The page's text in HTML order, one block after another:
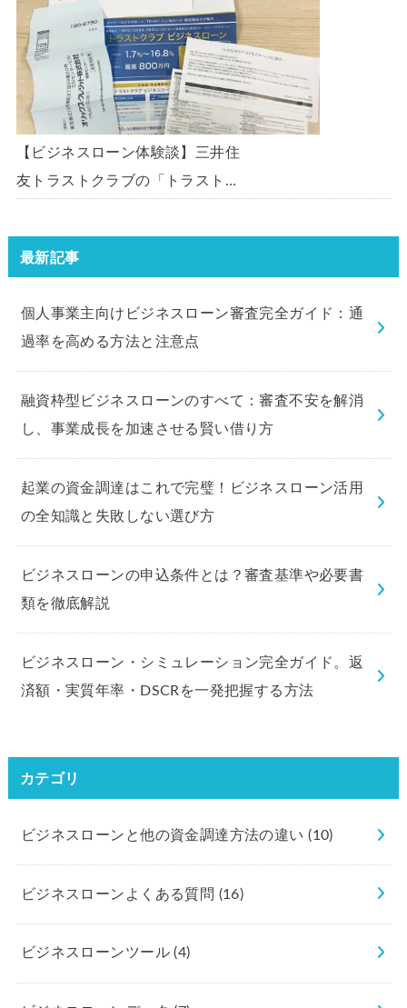
ン」を使う方法がないか、問い合
わせてみた。
【ビジネスローン体験談】三井住
友トラストクラブの「トラストク
験してみました。
最新記事
個人事業主向けビジネスローン審査完全ガイド：通
過率を高める方法と注意点
融資枠型ビジネスローンのすべて：審査不安を解消
し、事業成長を加速させる賢い借り方
起業の資金調達はこれで完璧！ビジネスローン活用
の全知識と失敗しない選び方
ビジネスローンの申込条件とは？審査基準や必要書
類を徹底解説
ビジネスローン・シミュレーション完全ガイド。返
済額・実質年率・DSCRを一発把握する方法
カテゴリ
ビジネスローンと他の資金調達方法の違い(10)
ビジネスローンよくある質問 (16)
ビジネスローンツール(4)